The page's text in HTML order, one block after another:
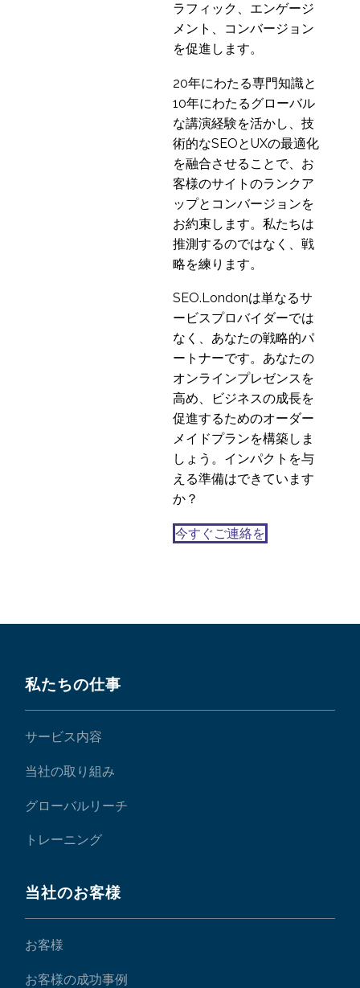
ラフィック、エンゲージ
メント、コンバージョン
を促進します。
20年にわたる専門知識と
10年にわたるグローバル
な講演経験を活かし、技
術的なSEOとUXの最適化
を融合させることで、お
客様のサイトのランクア
ップとコンバージョンを
お約束します。私たちは
推測するのではなく、戦
略を練ります。
SEO.Londonは単なるサ
ービスプロバイダーでは
なく、あなたの戦略的パ
ートナーです。あなたの
オンラインプレゼンスを
高め、ビジネスの成長を
促進するためのオーダー
メイドプランを構築しま
しょう。インパクトを与
える準備はできています
か？
今すぐご連絡を
私たちの仕事
サービス内容
当社の取り組み
グローバルリーチ
トレーニング
当社のお客様
お客様
お客様の成功事例